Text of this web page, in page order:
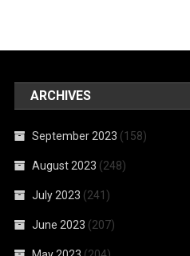
ARCHIVES
September 2023 (158)
August 2023 (248)
July 2023 (241)
June 2023 (207)